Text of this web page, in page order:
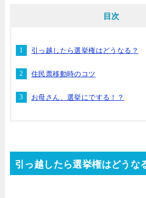
目次
引っ越したら選挙権はどうなる？
住民票移動時のコツ
お母さん、選挙にでする！？
引っ越したら選挙権はどうな